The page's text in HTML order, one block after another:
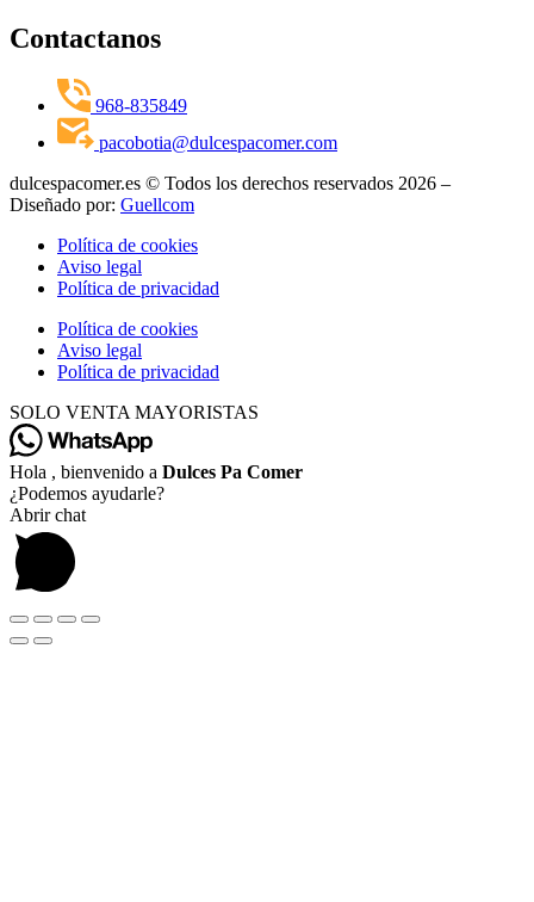
Contactanos
968-835849
pacobotia@dulcespacomer.com
dulcespacomer.es © Todos los derechos reservados 2026 –
Diseñado por: Guellcom
Política de cookies
Aviso legal
Política de privacidad
Política de cookies
Aviso legal
Política de privacidad
SOLO VENTA MAYORISTAS
Hola , bienvenido a Dulces Pa Comer
¿Podemos ayudarle?
Abrir chat